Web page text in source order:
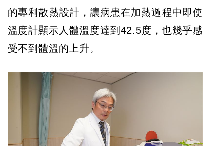
的專利散熱設計，讓病患在加熱過程中即使
溫度計顯示人體溫度達到42.5度，也幾乎感
受不到體溫的上升。